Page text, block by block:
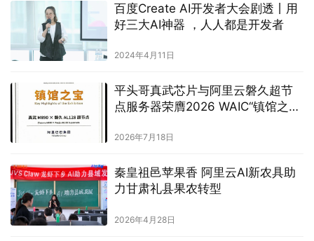
百度Create AI开发者大会剧透丨用
好三大AI神器 ，人人都是开发者
2024年4月11日
平头哥真武芯片与阿里云磐久超节
点服务器荣膺2026 WAIC“镇馆之
2026年7月18日
秦皇祖邑苹果香 阿里云AI新农具助
力甘肃礼县果农转型
2026年4月28日